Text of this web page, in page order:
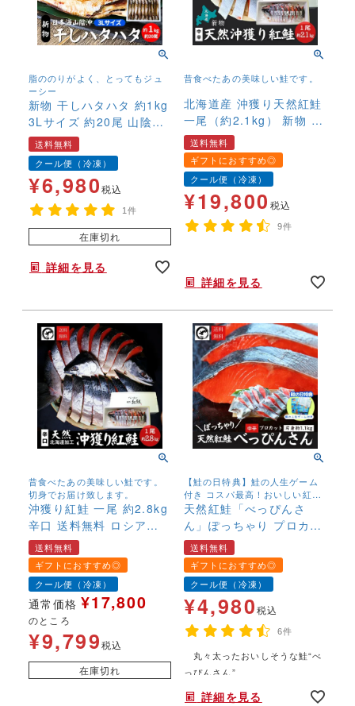
脂ののりがよく、とってもジュ
ーシー
新物 干しハタハタ 約1kg
3Lサイズ 約20尾 山陰沖
産 干物 ひもの 冷凍 おつ
まみ
送料無料
クール便（冷凍）
¥6,980税込
1件
在庫切れ
詳細を見る
昔食べたあの美味しい鮭です。
北海道産 沖獲り天然紅鮭
一尾（約2.1kg） 新物 本
チャン 塩鮭 新巻鮭 高級
鮭 極上鮭 北海道加工 一
切れ真空 鮭 サケ 送料
無料
送料無料
ギフトにおすすめ◎
クール便（冷凍）
¥19,800 税込
9件
詳細を見る
昔食べたあの美味しい鮭です。
切身でお届け致します。
沖獲り紅鮭 一尾 約2.8kg
辛口 送料無料 ロシア産
北海道加工 一切れ真空
高級鮭 贈答鮭 新巻鮭 新
巻き鮭 塩鮭 さけ サケ し
ゃけ
送料無料
ギフトにおすすめ◎
クール便（冷凍）
通常価格 ¥17,800
のところ
¥9,799税込
在庫切れ
【鮭の日特典】鮭の人生ゲーム
付き コスパ最高！おいしい紅鮭
はこちら！天然紅鮭「べっぴん
さん」
天然紅鮭「べっぴんさ
ん」ぽっちゃり プロカッ
ト約1.1kg 【送料無
料】 鮭の人生ゲーム付き
限定70個 鮭 サケ さけ サ
ーモン 天然 紅サケ 紅さ
け 内祝 法要 法事 出産祝
い 結婚 お祝 誕生日 長寿
金婚式 銀婚式 還暦 古稀
贅沢 人気セット 高級 ご
飯の友 海鮮 ギフト 送料
無料 鮭の日
送料無料
ギフトにおすすめ◎
クール便（冷凍）
¥4,980税込
6件
丸々太ったおいしそうな鮭“べ
っぴんさん”
詳細を見る